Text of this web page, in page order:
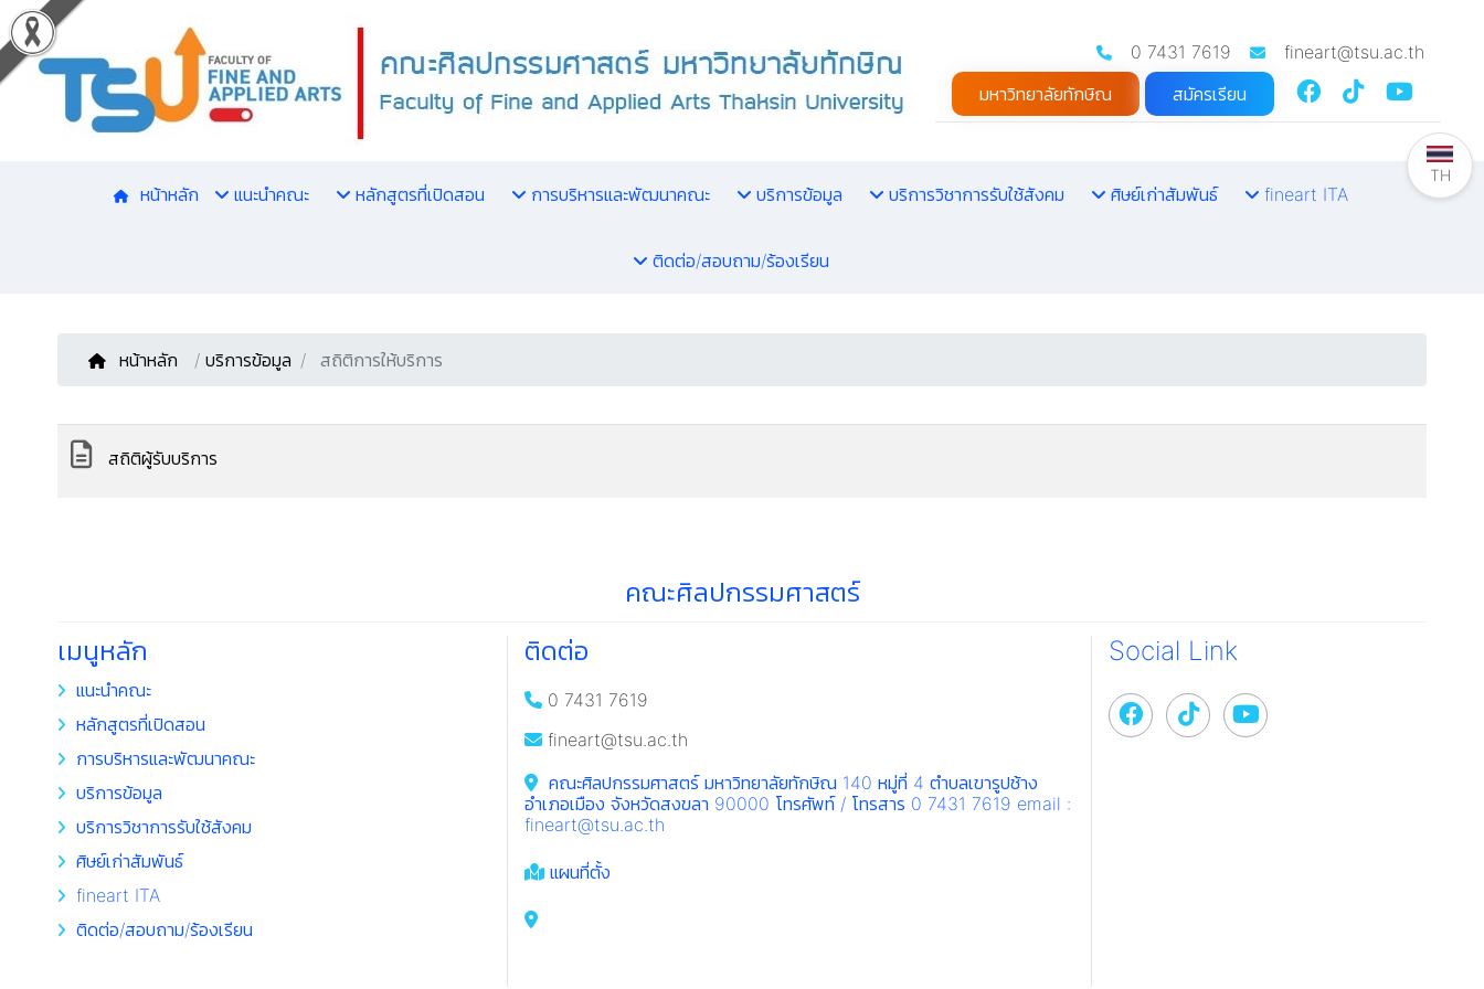
0 7431 7619
fineart@tsu.ac.th
มหาวิทยาลัยทักษิณ
สมัครเรียน
หน้าหลัก แนะนำคณะ หลักสูตรที่เปิดสอน การบริหารและพัฒนาคณะ บริการข้อมูล บริการวิชาการรับใช้สังคม ศิษย์เก่าสัมพันธ์ fineart ITA
ติดต่อ/สอบถาม/ร้องเรียน
หน้าหลัก / บริการข้อมูล สถิติการให้บริการ
สถิติผู้รับบริการ
คณะศิลปกรรมศาสตร์
เมนูหลัก
แนะนำคณะ
หลักสูตรที่เปิดสอน
การบริหารและพัฒนาคณะ
บริการข้อมูล
บริการวิชาการรับใช้สังคม
ศิษย์เก่าสัมพันธ์
fineart ITA
ติดต่อ/สอบถาม/ร้องเรียน
ติดต่อ
0 7431 7619
fineart@tsu.ac.th
คณะศิลปกรรมศาสตร์ มหาวิทยาลัยทักษิณ 140 หมู่ที่ 4 ตำบลเขารูปช้าง
อำเภอเมือง จังหวัดสงขลา 90000 โทรศัพท์ / โทรสาร 0 7431 7619 email :
fineart@tsu.ac.th
แผนที่ตั้ง
Social Link
TH